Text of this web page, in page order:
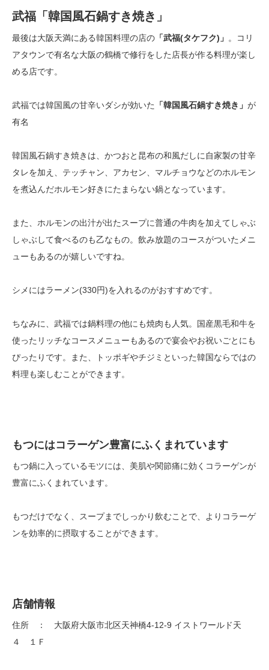
武福「韓国風石鍋すき焼き」
最後は大阪天満にある韓国料理の店の 「武福(タケフク)」 。コリ
アタウンで有名な大阪の鶴橋で修行をした店長が作る料理が楽し
める店です。
武福では韓国風の甘辛いダシが効いた 「韓国風石鍋すき焼き」 が
有名
韓国風石鍋すき焼きは、かつおと昆布の和風だしに自家製の甘辛
タレを加え、テッチャン、アカセン、マルチョウなどのホルモン
を煮込んだホルモン好きにたまらない鍋となっています。
また、ホルモンの出汁が出たスープに普通の牛肉を加えてしゃぶ
しゃぶして食べるのも乙なもの。飲み放題のコースがついたメニ
ューもあるのが嬉しいですね。
シメにはラーメン(330円)を入れるのがおすすめです。
ちなみに、武福では鍋料理の他にも焼肉も人気。国産黒毛和牛を
使ったリッチなコースメニューもあるので宴会やお祝いごとにも
ぴったりです。また、トッポギやチジミといった韓国ならではの
料理も楽しむことができます。
もつにはコラーゲン豊富にふくまれています
もつ鍋に入っているモツには、美肌や関節痛に効くコラーゲンが
豊富にふくまれています。
もつだけでなく、スープまでしっかり飲むことで、よりコラーゲ
ンを効率的に摂取することができます。
店舗情報
住所 ： 大阪府大阪市北区天神橋4-12-9 イストワールド天
４ １Ｆ